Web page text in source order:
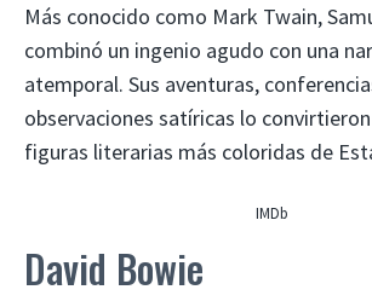
Más conocido como Mark Twain,
combinó un ingenio agudo con una
atemporal. Sus aventuras,
observaciones satíricas lo
figuras literarias más coloridas de
IMDb
David Bowie